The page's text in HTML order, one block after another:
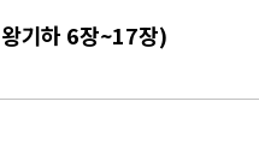
기하 6장~17장)